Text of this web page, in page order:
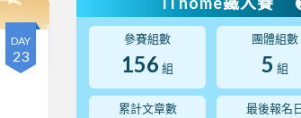
DAY
23
參賽組數
156 組
團體組數
5 組
累計文章數 最後報名